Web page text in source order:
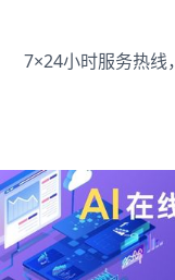
7×24小时服务热线